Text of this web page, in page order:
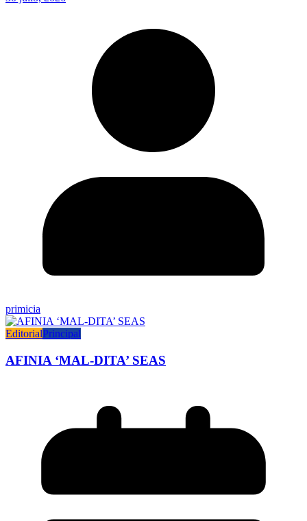
primicia
EditorialPrincipal
AFINIA ‘MAL-DITA’ SEAS